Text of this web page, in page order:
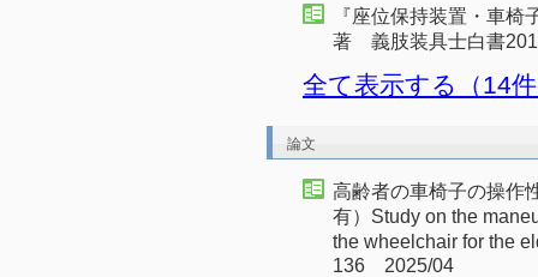
『座位保持装置・車
著 義肢装具士白書
全て表示する（14
論文
高齢者の車椅子の操作
有）Study on the
the wheelchair for the
136 2025/04